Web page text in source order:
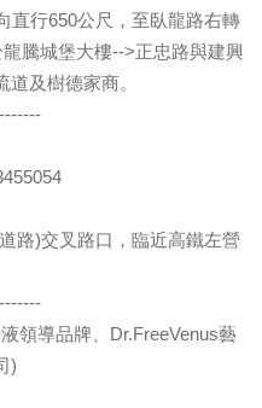
直行650公尺，至臥龍路右轉
騰城堡大樓-->正忠路與建興
及樹德家商。
路)交叉路口，臨近高鐵左營
領導品牌、Dr.FreeVenus藝
)